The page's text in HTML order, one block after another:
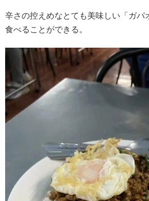
辛さの控えめなとても美味しい「ガパ
食べることができる。